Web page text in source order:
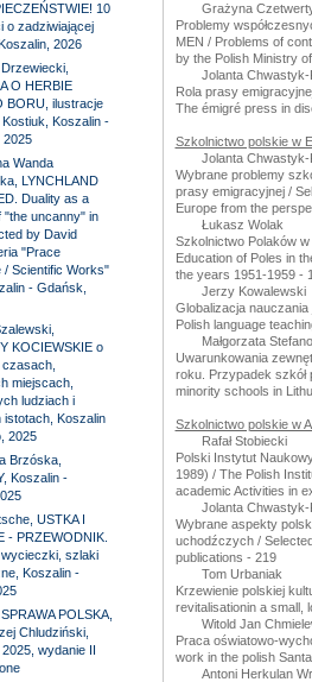
10
o zadziwiającej
2026
O HERBIE
BORU, ilustracje
Koszalin -
2025
Wanda
LYNCHLAND
Duality as a
"the uncanny" in
by David
"Prace
/ Scientific Works"
- Gdańsk,
KOCIEWSKIE o
miejscach,
ludziach i
istotach, Koszalin
2025
Brzóska,
Koszalin -
USTKA I
- PRZEWODNIK.
szlaki
Koszalin -
POLSKA,
Chludziński,
wydanie II
Grażyna
Problemy
MEN / Problems of
by the Polish Ministry
Jolanta
Rola prasy
The émigré press in
Szkolnictwo polskie w
Jolanta
Wybrane problemy
prasy emigracyjnej /
Europe from the
Łukasz Wolak
Szkolnictwo Polaków
Education of Poles in
the years 1951-1959 -
Jerzy Kowalewski
Globalizacja
Polish language
Małgorzata
Uwarunkowania
roku. Przypadek szkół
minority schools in
Szkolnictwo polskie w
Rafał Stobiecki
Polski Instytut
1989) / The Polish
academic Activities in
Jolanta
Wybrane aspekty
uchodźczych /
publications - 219
Tom Urbaniak
Krzewienie polskiej
revitalisationin a small,
Witold Jan
Praca oświatowo-
work in the polish
Antoni Herkulan